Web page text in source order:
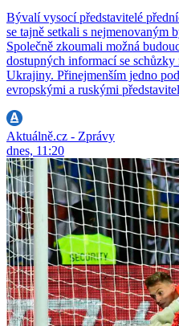
Bývalí vysocí představitelé
se tajně setkali s nejmenovaným
Společně zkoumali možná
dostupných informací se schůzky
Ukrajiny. Přinejmenším jedno
evropskými a ruskými
Aktuálně.cz - Zprávy
dnes, 11:20